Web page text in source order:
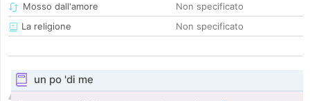
Mosso dall'amore
Non specificato
La religione
Non specificato
un po 'di me